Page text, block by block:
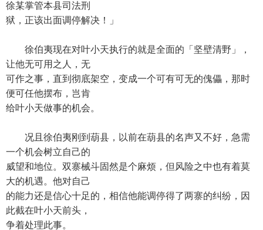
徐某掌管本县司法刑
狱，正该出面调停解决！」
徐伯夷现在对叶小天执行的就是全面的「坚壁清野」，
让他无可用之人，无
可作之事，直到彻底架空，变成一个可有可无的傀儡，那时
便可任他摆布，岂肯
给叶小天做事的机会。
况且徐伯夷刚到葫县，以前在葫县的名声又不好，急需
一个机会树立自己的
威望和地位。双寨械斗固然是个麻烦，但风险之中也有着莫
大的机遇。他对自己
的能力还是信心十足的，相信他能调停得了两寨的纠纷，因
此截在叶小天前头，
争着处理此事。